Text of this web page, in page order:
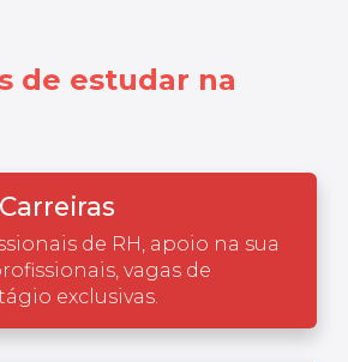
de estudar na
de RH, apoio na sua
vagas de
exclusivas.